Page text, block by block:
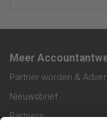
Meer
Partner worden &
Nieuwsbrief
Partners